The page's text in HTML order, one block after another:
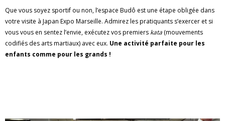
Que vous soyez sportif ou non, l’espace Budô est une étape obligée dans
votre visite à Japan Expo Marseille. Admirez les pratiquants s’exercer et si
vous vous en sentez l’envie, exécutez vos premiers kata (mouvements
codifiés des arts martiaux) avec eux. Une activité parfaite pour les
enfants comme pour les grands !